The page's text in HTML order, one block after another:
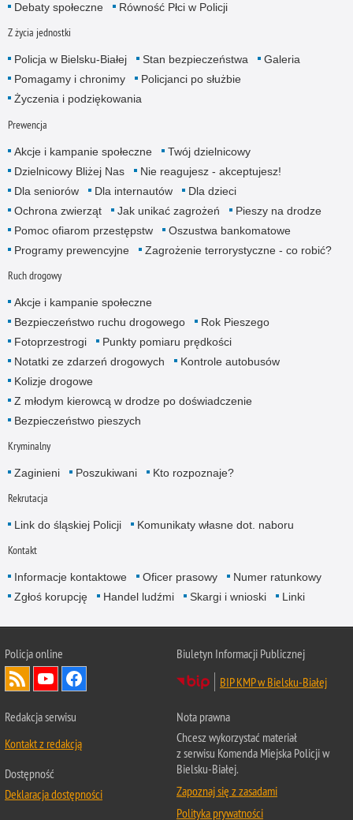
Debaty społeczne
Równość Płci w Policji
Z życia jednostki
Policja w Bielsku-Białej Stan bezpieczeństwa
Galeria
Pomagamy i chronimy
Policjanci po służbie
Życzenia i podziękowania
Prewencja
Akcje i kampanie społeczne
Twój dzielnicowy
Dzielnicowy Bliżej Nas
Nie reagujesz - akceptujesz!
Dla seniorów
Dla internautów
Dla dzieci
Ochrona zwierząt
Jak unikać zagrożeń
Pieszy na drodze
Pomoc ofiarom przestępstw
Oszustwa bankomatowe
Programy prewencyjne
Zagrożenie terrorystyczne - co robić?
Ruch drogowy
Akcje i kampanie społeczne
Bezpieczeństwo ruchu drogowego
Rok Pieszego
Fotoprzestrogi
Punkty pomiaru prędkości
Notatki ze zdarzeń drogowych
Kontrole autobusów
Kolizje drogowe
Z młodym kierowcą w drodze po doświadczenie
Bezpieczeństwo pieszych
Kryminalny
Zaginieni Poszukiwani Kto rozpoznaje?
Rekrutacja
Link do śląskiej Policji Komunikaty własne dot. naboru
Kontakt
Informacje kontaktowe Oficer prasowy
Numer ratunkowy
Zgłoś korupcję
Handel ludźmi Skargi i wnioski Linki
Policja online
Biuletyn Informacji Publicznej
BIP KMP w Bielsku-Białej
Redakcja serwisu
Kontakt z redakcją
Dostępność
Deklaracja dostępności
Nota prawna
Chcesz wykorzystać materiał
z serwisu Komenda Miejska Policji w
Bielsku-Białej.
Zapoznaj się z zasadami
Polityka prywatności